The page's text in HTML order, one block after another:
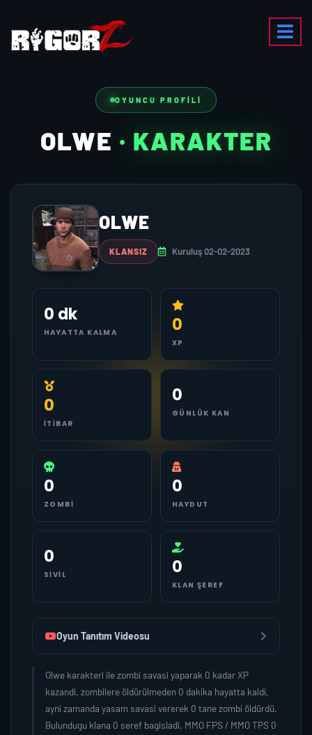
OYUNCU PROFILI
OLWE · KARAKTER
OLWE
KLANSIZ Kuruluş 02-02-2023
0 dk
HAYATTA KALMA 0
XP
0
İTIBAR
0
GÜNLÜK KAN
0
ZOMBI
0
HAYDUT
0
SIVIL 0
KLAN ŞEREF
Oyun Tanıtım Videosu
Olwe karakteri ile zombi savasi yaparak 0 kadar XP
kazandi, zombilere öldürülmeden 0 dakika hayatta kaldi,
ayni zamanda yasam savasi vererek 0 tane zombi öldürdü.
Bulundugu klana 0 seref bagisladi, MMO FPS / MMO TPS 0